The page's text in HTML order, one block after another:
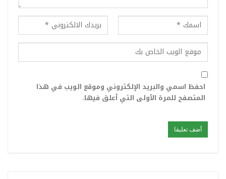
احفظ اسمي والبريد الإلكتروني وموقع الويب في هذا
المتصفح للمرة الأولى التي أعلق فيها.